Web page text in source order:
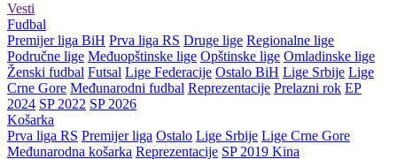
Vesti
Fudbal
Premijer liga BiH Prva liga RS Druge lige Regionalne lige
Područne lige Međuopštinske lige Opštinske lige Omladinske lige
Ženski fudbal Futsal Lige Federacije Ostalo BiH Lige Srbije Lige
Crne Gore Međunarodni fudbal Reprezentacije Prelazni rok EP
2024 SP 2022 SP 2026
Košarka
Prva liga RS Premijer liga Ostalo Lige Srbije Lige Crne Gore
Međunarodna košarka Reprezentacije SP 2019 Kina